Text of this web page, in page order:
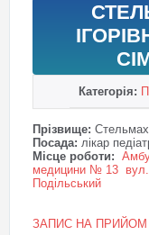
Категорія:
Прізвище: Стельмах
Посада: лікар
Місце роботи:
медицини № 13 вул.
Подільський
ЗАПИС НА ПРИЙОМ